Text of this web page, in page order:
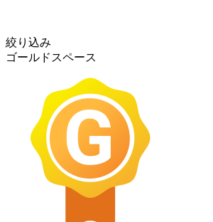
絞り込み
ゴールドスペース